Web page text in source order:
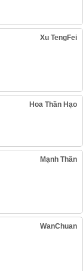
Xu TengFei
Hoa Thần Hạo
Mạnh Thần
WanChuan